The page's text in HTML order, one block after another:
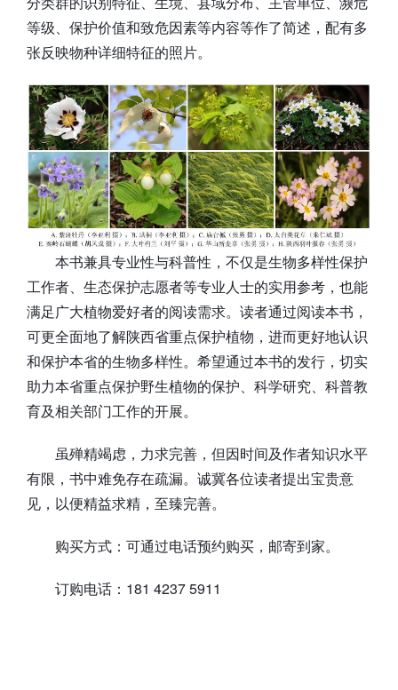
等级、保护价值和致危因素等内容等作了简述，配有多
张反映物种详细特征的照片。
本书兼具专业性与科普性，不仅是生物多样性保护
工作者、生态保护志愿者等专业人士的实用参考，也能
满足广大植物爱好者的阅读需求。读者通过阅读本书，
可更全面地了解陕西省重点保护植物，进而更好地认识
和保护本省的生物多样性。希望通过本书的发行，切实
助力本省重点保护野生植物的保护、科学研究、科普教
育及相关部门工作的开展。
虽殚精竭虑，力求完善，但因时间及作者知识水平
有限，书中难免存在疏漏。诚冀各位读者提出宝贵意
见，以便精益求精，至臻完善。
购买方式：可通过电话预约购买，邮寄到家。
订购电话：181 4237 5911